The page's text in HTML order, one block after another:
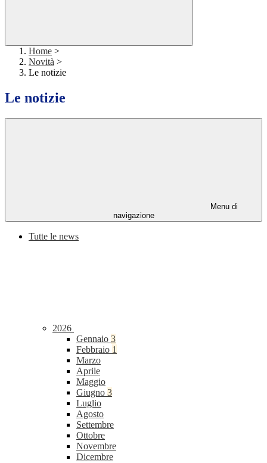
Home >
Novità >
Le notizie
Le notizie
Menu di
navigazione
Tutte le news
2026
Gennaio 3
Febbraio 1
Marzo
Aprile
Maggio
Giugno 3
Luglio
Agosto
Settembre
Ottobre
Novembre
Dicembre